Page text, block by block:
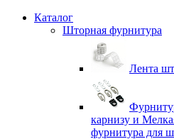
Каталог
Шторная фурнитура
Лента
карнизу и
фурнитура для